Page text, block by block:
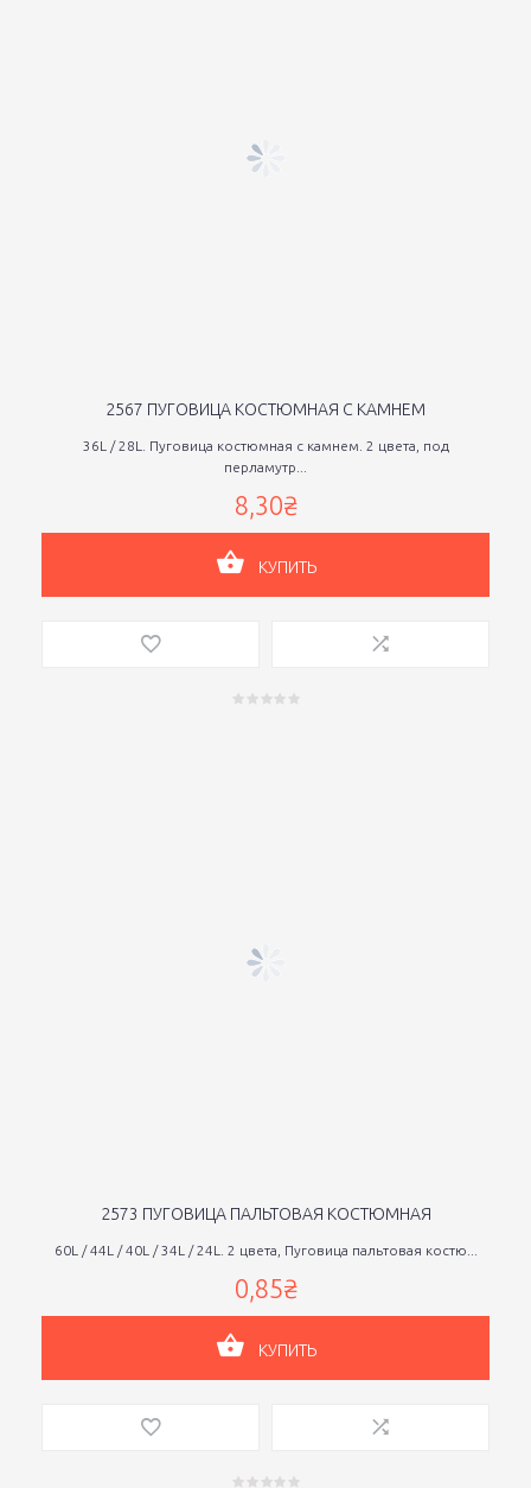
2567 ПУГОВИЦА КОСТЮМНАЯ С КАМНЕМ
36L / 28L. Пуговица костюмная с камнем. 2 цвета, под
перламутр...
8,30₴
КУПИТЬ
2573 ПУГОВИЦА ПАЛЬТОВАЯ КОСТЮМНАЯ
60L / 44L / 40L / 34L / 24L. 2 цвета, Пуговица пальтовая костю...
0,85₴
КУПИТЬ